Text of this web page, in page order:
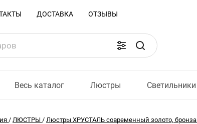
ДОСТАВКА ОТЗЫВЫ
Весь каталог Люстры Светильники
/ ЛЮСТРЫ / Люстры ХРУСТАЛЬ современный золото, бронза